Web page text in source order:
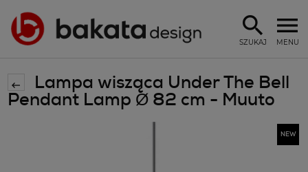
MENU
SZUKAJ
Lampa wisząca Under The Bell
Pendant Lamp Ø 82 cm - Muuto